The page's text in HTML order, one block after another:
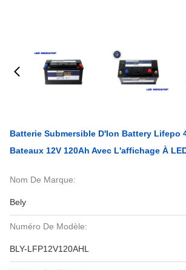
Batterie Submersible D'Ion Battery Lifepo
Bateaux 12V 120Ah Avec L'affichage À
Nom De Marque:
Bely
Numéro De Modèle:
BLY-LFP12V120AHL